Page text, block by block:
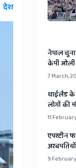
देश
​नेपाल
केपी ओली
7 March,
​थाईलैड के
लोगों की
11
​एपस्टीन
9